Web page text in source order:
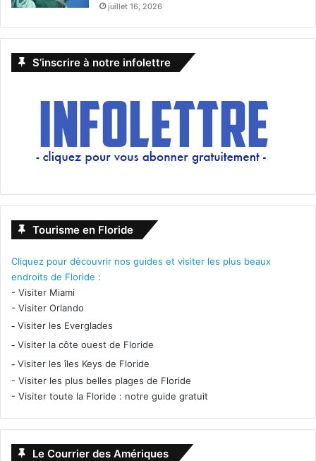
juillet 16, 2026
S’inscrire à notre infolettre
Tourisme en Floride
Cliquez pour découvrir nos guides et visiter les plus beaux
endroits de Floride :
- Visiter Miami
- Visiter Orlando
- Visiter les Everglades
- Visiter la côte ouest de Floride
- Visiter les îles Keys de Floride
- Visiter les plus belles plages de Floride
- Visiter toute la Floride : notre guide gratuit
Le Courrier des Amériques